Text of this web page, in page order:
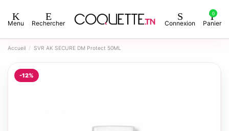
Menu Rechercher Connexion
0
Panier
Accueil SVR AK SECURE DM Protect 50ML
-12%